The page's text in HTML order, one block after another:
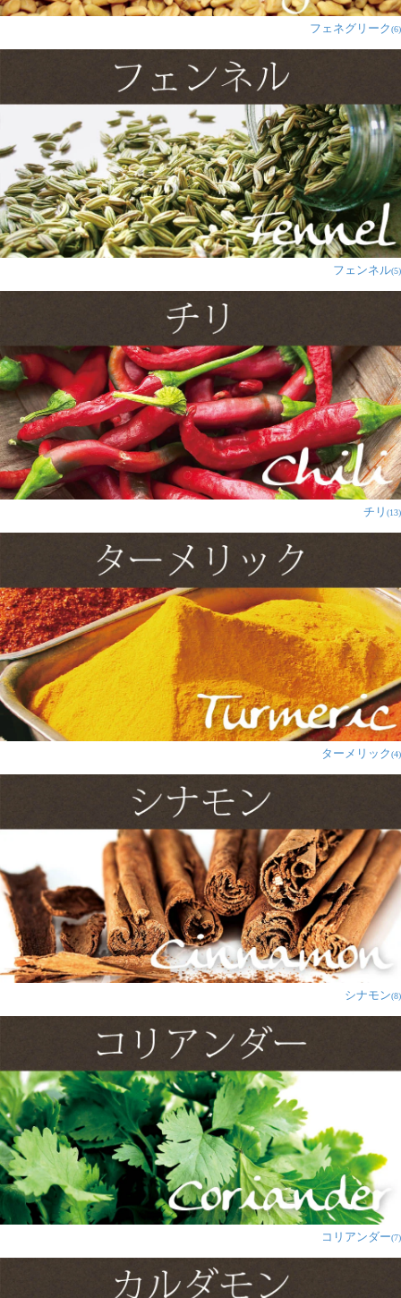
インド料理屋さんのあのサラダの味！美味しさはもちろ
んコスパバツグンの素敵なスパイスです！
具材を油やマヨネーズと混ぜるだけで美味しいエスニッ
クサラダがすぐにいただけます！
少しでしっかり味がつくので、コスパバツグンで家計に
優しい嬉しいお品です～
の人が参考になったと言っています
ヨーグルトやフルーツにフリかけています。
一度使うとクセになりますね。
1人の人が参考になったと言っています
★★★ ★★ 猫好き様
いのがとても好み。
原材料から気になるスパイスだ
な～と買ってみました。
タイミングよく先日買ったレシ
ピ本にスナップえんどうを炒め
るのに使うと書いてあったので
試してみます。
とりあえずスパイスを確認がてら舐めてみたら、どこか
で食べた味……？そうだ、これは前にインド料理のレジ
前で買ったスナックの味だ！となりました。
調べてみたらまさにスナックの味として知られているよ
うでなるほどと納得。
1人 の人が参考になったと言っています
★★ たま様
以前このマサラミックスでサラダを作ってみたら自分に
は好みでないためもて余していたのですが、サブジを作
る時に何となく使ってみたら、酸味がいい感じで気に入
ったので、我が家の自己流サブジには必須です。
1人 の人が参考になったと言っています
匿名希望様
チャットマサラが好きで買いました。
サラダやジャガイモバターにレモンとかけて食べるのが
大好きです！
チャットマサラは今は必ず家にある調味料の1つとなっ
てます。
1人の人が参考になったと言っています
フェネグリーク(6)
フェンネル(5)
チリ (13)
ターメリック(4)
シナモン(8)
コリアンダー(7)